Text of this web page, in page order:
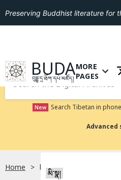
Preserving Buddhist literature for
GO TO
BUDA
བུདྡྷ་དྲ་ཐོག་དཔེ་མཛོད།
OPEN MENU
MORE
PAGES
New Search Tibetan in
Advanced
Home bdr:P7671
མི་སྣ།